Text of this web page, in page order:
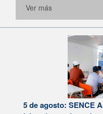
Ver más
5 de agosto: SENCE